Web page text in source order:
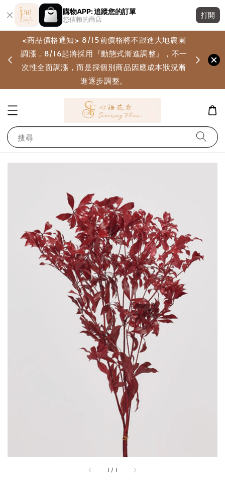
購物APP: 追蹤您的訂單
您信賴的商店
打開
<商品價格通知> 8/15前價格將不跟進大地農園
調漲，8/16起將採用『動態式漸進調整』，不一
次性全面調漲，而是採個別商品因應成本狀況漸
進逐步調整。
搜尋
1 / 1